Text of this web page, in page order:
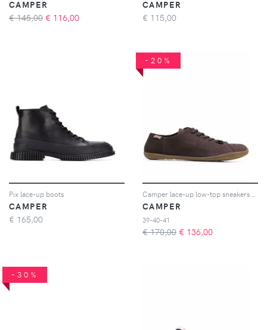
CAMPER
€ 145,00 € 116,00
CAMPER
€ 115,00
Pix lace-up boots
CAMPER
€ 165,00
-20%
CAMPER
39-40-41
€ 170,00 € 136,00
-30%